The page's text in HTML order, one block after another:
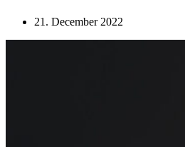
21. December 2022